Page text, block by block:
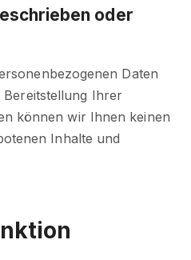
oder
Daten
Ihrer
können wir Ihnen keinen
Inhalte und